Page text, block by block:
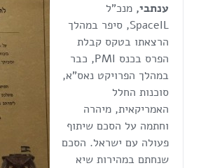
ענתבי, מנכ"ל
SpaceIL, סיפר במהלך
הרצאתו בטקס קבלת
הפרס בכנס PMI, כבר
במהלך הפרויקט נאס"א,
סוכנות החלל
האמריקאית, מיהרה
וחתמה על הסכם שיתוף
פעולה עם ישראל. הסכם
שנחתם במהירות שיא